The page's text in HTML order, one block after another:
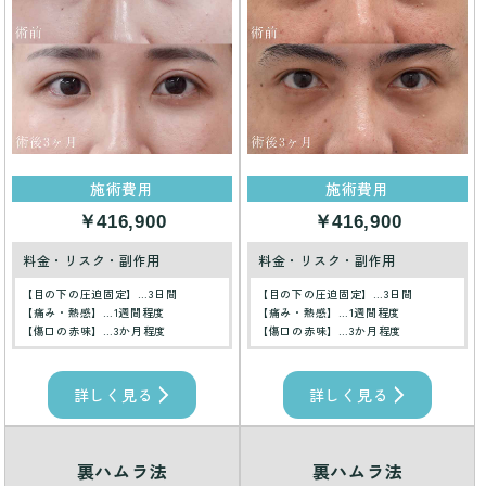
施術費用
￥416,900
料金・リスク・副作用
【目の下の圧迫固定】…3日間
【痛み・熱感】…1週間程度
【傷口の赤味】…3か月程度
詳しく見る
施術費用
￥416,900
料金・リスク・副作用
【目の下の圧迫固定】…3日間
【痛み・熱感】…1週間程度
【傷口の赤味】…3か月程度
詳しく見る
裏ハムラ法 裏ハムラ法